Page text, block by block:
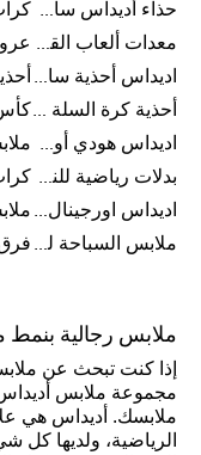
حذاء أديداس سامبا للأطفال
معدات ألعاب القوى
اديداس أحذية سامبا للنساء
أحذية كرة السلة للرجال
اديداس هودي أورجينال للنساء
بدلات رياضية للنساء
اديداس اورجينال ملابس
ملابس السباحة للرجال
ملابس رجالية بنمط
إذا كنت تبحث عن
مجموعة ملابس أديداس
ملابسك. أديداس هي
الرياضية، ولديها كل